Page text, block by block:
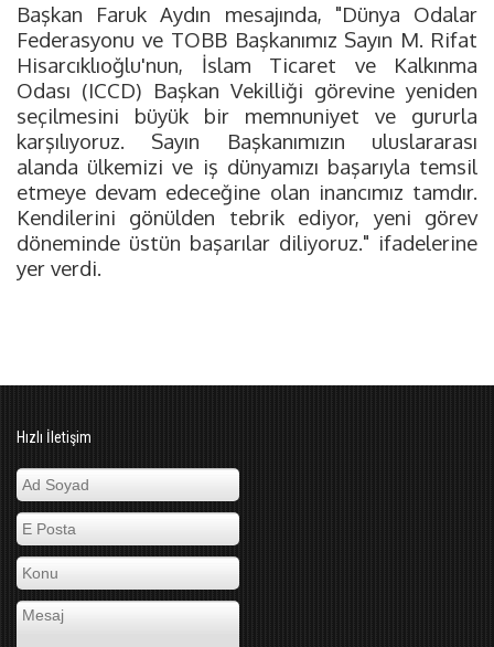
Başkan Faruk Aydın mesajında, "Dünya Odalar
Federasyonu ve TOBB Başkanımız Sayın M. Rifat
Hisarcıklıoğlu'nun, İslam Ticaret ve Kalkınma
Odası (ICCD) Başkan Vekilliği görevine yeniden
seçilmesini büyük bir memnuniyet ve gururla
karşılıyoruz. Sayın Başkanımızın uluslararası
alanda ülkemizi ve iş dünyamızı başarıyla temsil
etmeye devam edeceğine olan inancımız tamdır.
Kendilerini gönülden tebrik ediyor, yeni görev
döneminde üstün başarılar diliyoruz." ifadelerine
yer verdi.
Hızlı İletişim